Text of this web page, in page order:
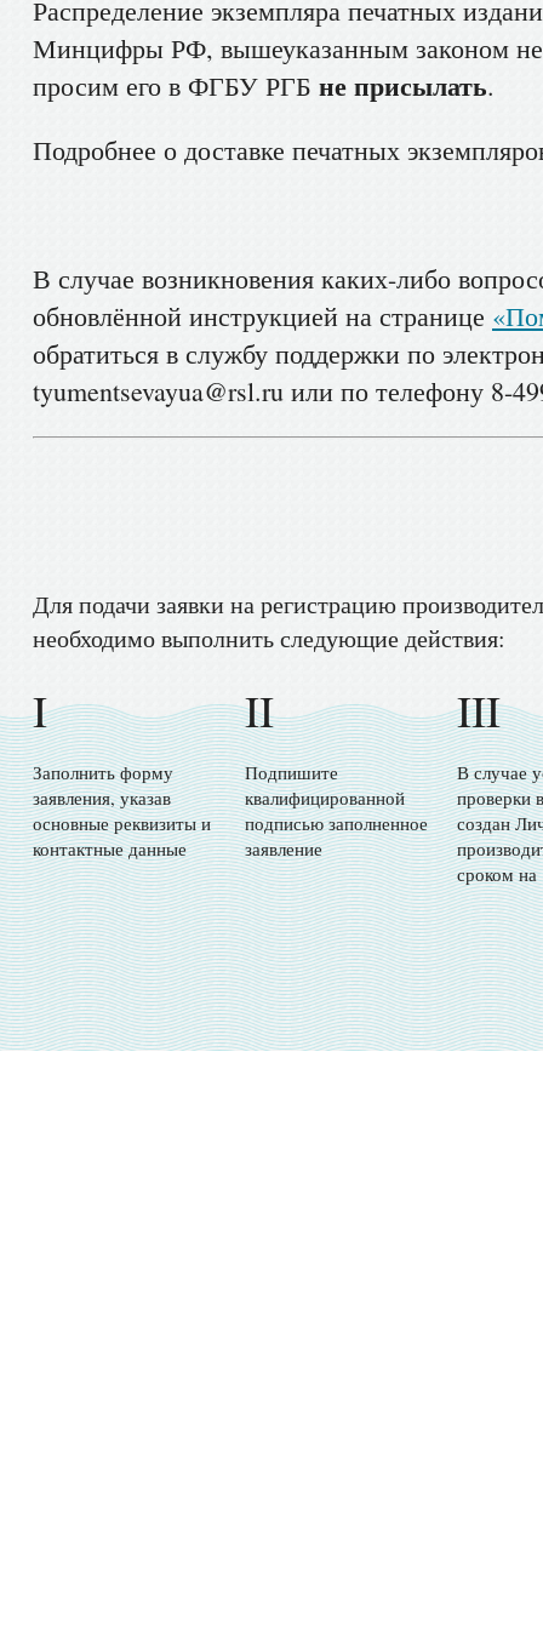
Распределение экземпляра печатных
Минцифры РФ, вышеуказанным законом не
просим его в ФГБУ РГБ не присылать.
Подробнее о доставке печатных
В случае возникновения каких-либо
обновлённой инструкцией на странице
обратиться в службу поддержки по
tyumentsevayua@rsl.ru или по телефону 8-
Для подачи заявки на регистрацию
необходимо выполнить следующие действия:
I
Заполнить форму
заявления, указав
основные реквизиты и
контактные данные
II
Подпишите
квалифицированной
подписью заполненное
заявление
III
В случае
проверки
создан
сроком на